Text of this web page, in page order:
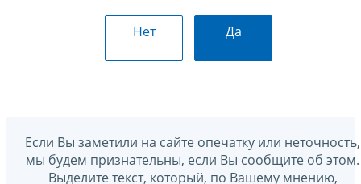
Нет Да
Если Вы заметили на сайте опечатку или неточность,
мы будем признательны, если Вы сообщите об этом.
Выделите текст, который, по Вашему мнению,